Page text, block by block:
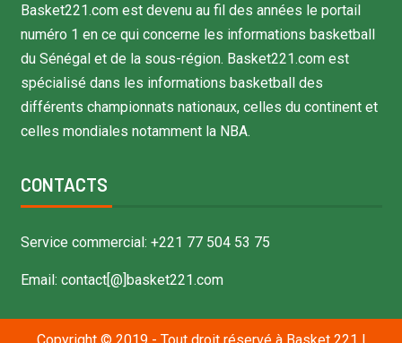
Basket221.com est devenu au fil des années le portail
numéro 1 en ce qui concerne les informations basketball
du Sénégal et de la sous-région. Basket221.com est
spécialisé dans les informations basketball des
différents championnats nationaux, celles du continent et
celles mondiales notamment la NBA.
CONTACTS
Service commercial: +221 77 504 53 75
Email: contact[@]basket221.com